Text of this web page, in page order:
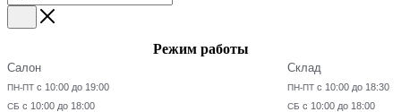
Режим работы
Салон
ПН-ПТ с 10:00 до 19:00
СБ с 10:00 до 18:00
Склад
ПН-ПТ с 10:00 до 18:30
СБ с 10:00 до 18:00